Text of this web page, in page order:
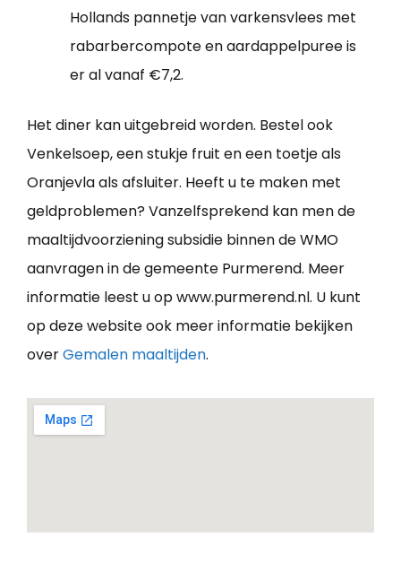
Hollands pannetje van varkensvlees met
rabarbercompote en aardappelpuree is
er al vanaf €7,2.
Het diner kan uitgebreid worden. Bestel ook
Venkelsoep, een stukje fruit en een toetje als
Oranjevla als afsluiter. Heeft u te maken met
geldproblemen? Vanzelfsprekend kan men de
maaltijdvoorziening subsidie binnen de WMO
aanvragen in de gemeente Purmerend. Meer
informatie leest u op www.purmerend.nl. U kunt
op deze website ook meer informatie bekijken
overGemalen maaltijden.